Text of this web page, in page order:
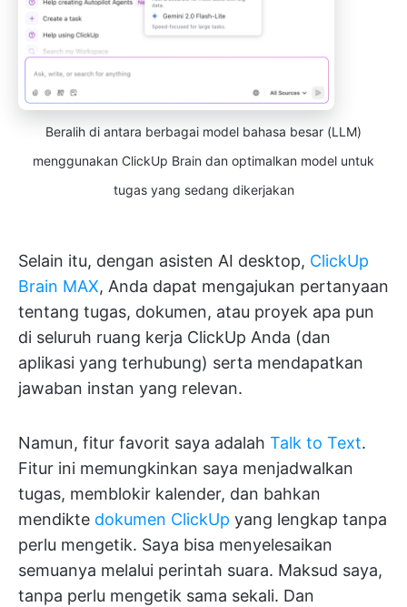
Beralih di antara berbagai model bahasa besar (LLM)
menggunakan ClickUp Brain dan optimalkan model untuk
tugas yang sedang dikerjakan
Selain itu, dengan asisten AI desktop, ClickUp
Brain MAX, Anda dapat mengajukan pertanyaan
tentang tugas, dokumen, atau proyek apa pun
di seluruh ruang kerja ClickUp Anda (dan
aplikasi yang terhubung) serta mendapatkan
jawaban instan yang relevan.
Namun, fitur favorit saya adalah Talk to Text.
Fitur ini memungkinkan saya menjadwalkan
tugas, memblokir kalender, dan bahkan
mendikte dokumen ClickUp yang lengkap tanpa
perlu mengetik. Saya bisa menyelesaikan
semuanya melalui perintah suara. Maksud saya,
tanpa perlu mengetik sama sekali. Dan